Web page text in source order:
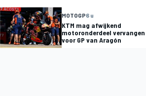
MOTOGP6 u
KTM mag afwijkend
motoronderdeel vervangen
voor GP van Aragón